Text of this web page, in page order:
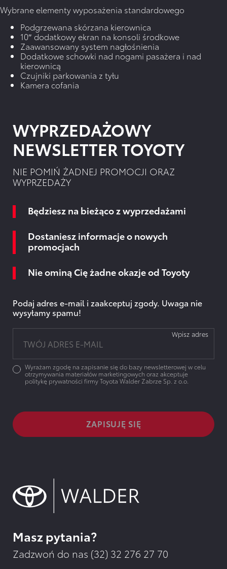
Wybrane elementy wyposażenia standardowego
Podgrzewana skórzana kierownica
10″ dodatkowy ekran na konsoli środkowe
Zaawansowany system nagłośnienia
Dodatkowe schowki nad nogami pasażera i nad
kierownicą
Czujniki parkowania z tyłu
Kamera cofania
WYPRZEDAŻOWY
NEWSLETTER TOYOTY
NIE POMIŃ ŻADNEJ PROMOCJI ORAZ
WYPRZEDAŻY
Będziesz na bieżąco z wyprzedażami
Dostaniesz informacje o nowych
promocjach
Nie ominą Cię żadne okazje od Toyoty
Podaj adres e-mail i zaakceptuj zgody. Uwaga nie
wysyłamy spamu!
Wpisz adres
Wyrażam zgodę na zapisanie się do bazy newsletterowej w celu
otrzymywania materiałów marketingowych oraz akceptuje
politykę prywatności firmy Toyota Walder Zabrze Sp. z o.o.
Masz pytania?
Zadzwoń do nas (32) 32 276 27 70